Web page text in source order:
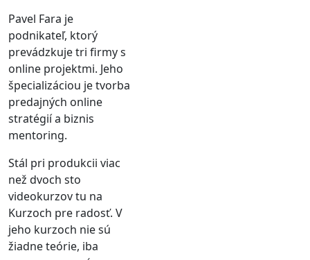
Pavel Fara je
podnikateľ, ktorý
prevádzkuje tri firmy s
online projektmi. Jeho
špecializáciou je tvorba
predajných online
stratégií a biznis
mentoring.
Stál pri produkcii viac
než dvoch sto
videokurzov tu na
Kurzoch pre radosť. V
jeho kurzoch nie sú
žiadne teórie, iba